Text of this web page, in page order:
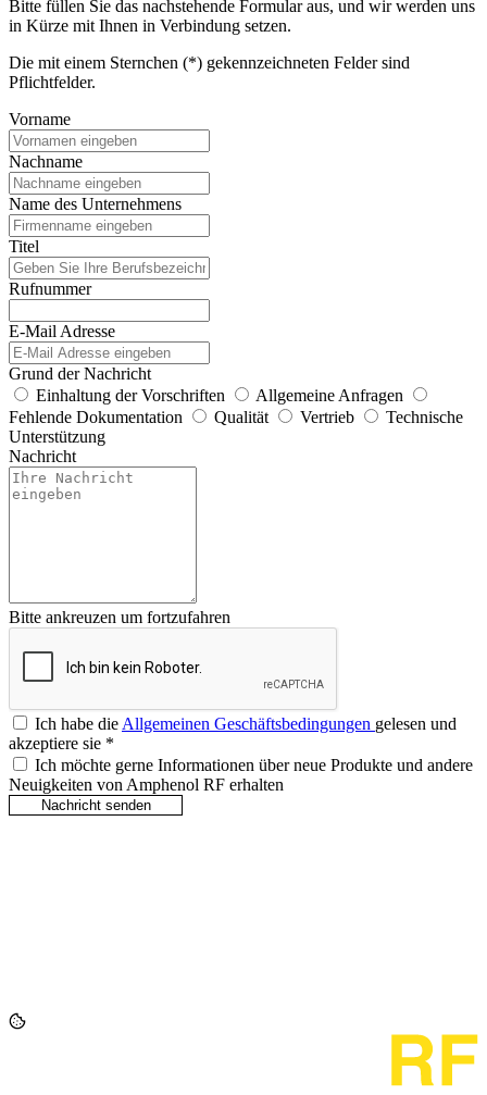
Bitte füllen Sie das nachstehende Formular aus, und wir werden uns
in Kürze mit Ihnen in Verbindung setzen.
Die mit einem Sternchen (*) gekennzeichneten Felder sind
Pflichtfelder.
Vorname
Nachname
Name des Unternehmens
Titel
Rufnummer
E-Mail Adresse
Grund der Nachricht
Einhaltung der Vorschriften
Allgemeine Anfragen
Fehlende Dokumentation
Qualität Vertrieb
Technische
Unterstützung
Nachricht
Bitte ankreuzen um fortzufahren
Ich habe dieAllgemeinen Geschäftsbedingungen gelesen und
akzeptiere sie *
Ich möchte gerne Informationen über neue Produkte und andere
Neuigkeiten von Amphenol RF erhalten